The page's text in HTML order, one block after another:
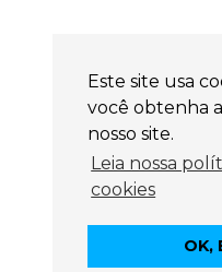
Este site usa
você obtenha
nosso site.
Leia nossa
cookies
OK,